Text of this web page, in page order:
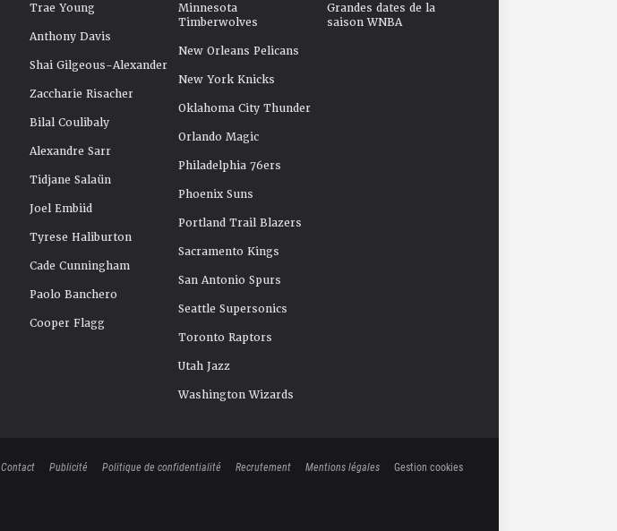
Trae Young
Anthony Davis
Shai Gilgeous-Alexander
Zaccharie Risacher
Bilal Coulibaly
Alexandre Sarr
Tidjane Salaün
Joel Embiid
Tyrese Haliburton
Cade Cunningham
Paolo Banchero
Cooper Flagg
Minnesota
Timberwolves
New Orleans Pelicans
New York Knicks
Oklahoma City Thunder
Orlando Magic
Philadelphia 76ers
Phoenix Suns
Portland Trail Blazers
Sacramento Kings
San Antonio Spurs
Seattle Supersonics
Toronto Raptors
Utah Jazz
Washington Wizards
Grandes dates de la
saison WNBA
Contact Publicité Politique de confidentialité Recrutement Mentions légales Gestion cookies